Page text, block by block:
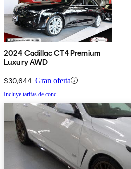
2024 Cadillac CT4 Premium
Luxury AWD
$30,644 Gran oferta
Incluye tarifas de conc.